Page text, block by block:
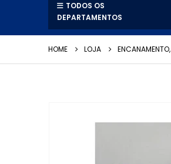
TODOS OS
DEPARTAMENTOS
HOME LOJA ENCANAMENTO,